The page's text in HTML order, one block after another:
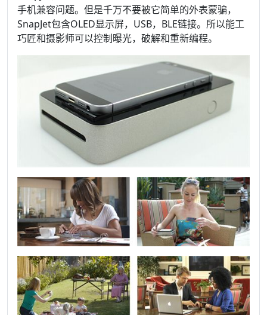
手机兼容问题。但是千万不要被它简单的外表蒙骗，
SnapJet包含OLED显示屏，USB，BLE链接。所以能工
巧匠和摄影师可以控制曝光，破解和重新编程。